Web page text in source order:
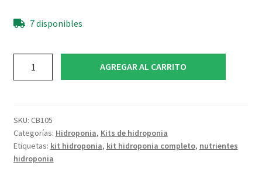
7 disponibles
Hidroponia
20l
X
2
+
AGREGAR AL CARRITO
SKU: CB105
Categorías: Hidroponia, Kits de hidroponia
Etiquetas: kit hidroponia, kit hidroponia completo, nutrientes
hidroponia